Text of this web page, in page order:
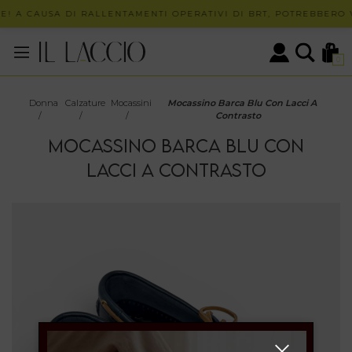
A CAUSA DI RALLENTAMENTI OPERATIVI DI BRT,
0
Donna
/
Calzature
/
Mocassini
/
Mocassino Barca Blu Con Lacci A
Contrasto
MOCASSINO BARCA BLU CON
LACCI A CONTRASTO